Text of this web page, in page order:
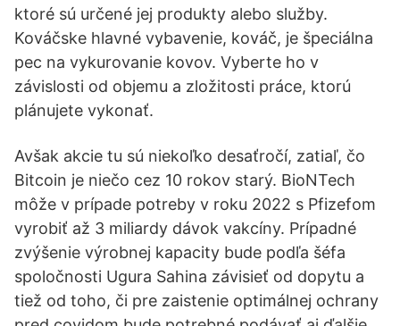
ktoré sú určené jej produkty alebo služby.
Kováčske hlavné vybavenie, kováč, je špeciálna
pec na vykurovanie kovov. Vyberte ho v
závislosti od objemu a zložitosti práce, ktorú
plánujete vykonať.
Avšak akcie tu sú niekoľko desaťročí, zatiaľ, čo
Bitcoin je niečo cez 10 rokov starý. BioNTech
môže v prípade potreby v roku 2022 s Pfizefom
vyrobiť až 3 miliardy dávok vakcíny. Prípadné
zvýšenie výrobnej kapacity bude podľa šéfa
spoločnosti Ugura Sahina závisieť od dopytu a
tiež od toho, či pre zaistenie optimálnej ochrany